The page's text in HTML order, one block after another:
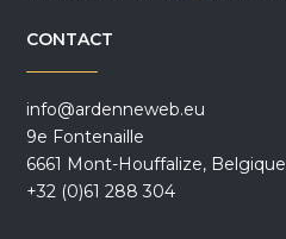
CONTACT
info@ardenneweb.eu
9e Fontenaille
6661 Mont-Houffalize, Belgique
+32 (0)61 288 304